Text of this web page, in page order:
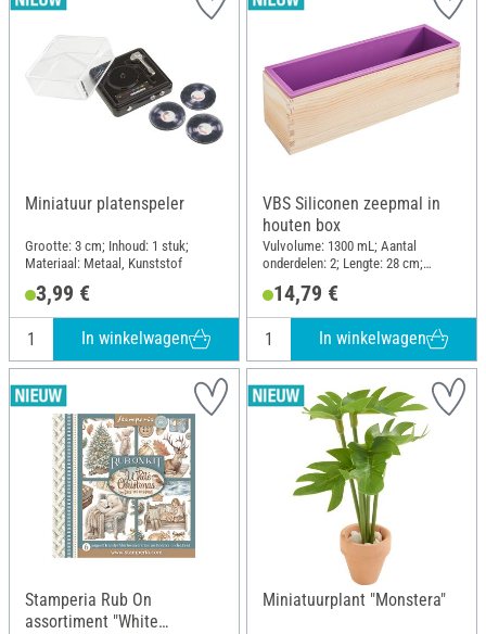
Miniatuur platenspeler
Grootte: 3 cm; Inhoud: 1 stuk;
Materiaal: Metaal, Kunststof
3,99 €
In winkelwagen
VBS Siliconen zeepmal in
houten box
Vulvolume: 1300 mL; Aantal
onderdelen: 2; Lengte: 28 cm;
Materiaal: Siliconen, Dennenhout
14,79 €
In winkelwagen
Stamperia Rub On
assortiment "White
Miniatuurplant "Monstera"